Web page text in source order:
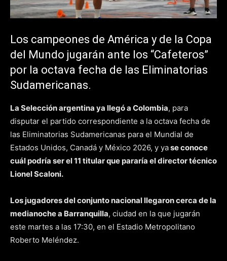
Los campeones de América y de la Copa
del Mundo jugarán ante los “Cafeteros”
por la octava fecha de las Eliminatorias
Sudamericanas.
La Selección argentina ya llegó a Colombia, para
disputar el partido correspondiente a la octava fecha de
las Eliminatorias Sudamericanas para el Mundial de
Estados Unidos, Canadá y México 2026, y yase conoce
cuál podría ser el 11 titular que pararía el director técnico
Lionel Scaloni.
Los jugadores del conjunto nacional llegaron cerca de la
medianoche a Barranquilla, ciudad en la que jugarán
este martes a las 17:30, en el Estadio Metropolitano
Roberto Meléndez.